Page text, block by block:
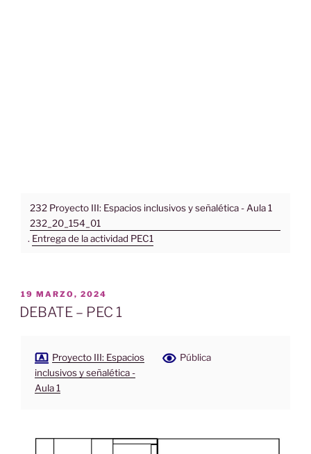
232 Proyecto III: Espacios inclusivos y señalética - Aula 1
232_20_154_01
. Entrega de la actividad PEC1
PUBLICADO
EL
19 MARZO, 2024
DEBATE – PEC 1
Proyecto III: Espacios
inclusivos y señalética -
Aula 1
Pública